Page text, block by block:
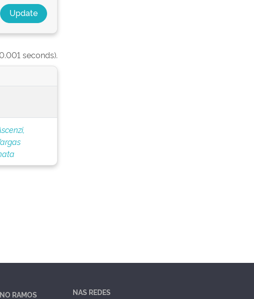
seconds).
RAMOS NAS REDES